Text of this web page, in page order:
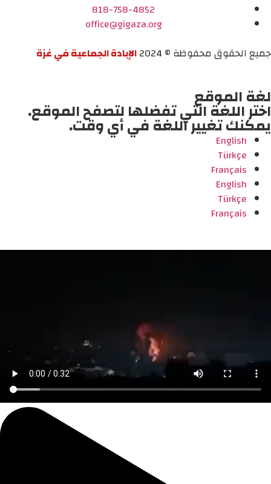
818-758-4852
office@gigaza.org
جميع الحقوق محفوظة © 2024
الإبادة الجماعية في غزة
لغة الموقع
اختر اللغة التي تفضلها لتصفح الموقع.
يمكنك تغيير اللغة في أي وقت.
English
Türkçe
Français
English
Türkçe
Français